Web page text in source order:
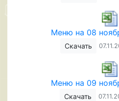
Меню на 08
Скачать
Меню на 09
Скачать